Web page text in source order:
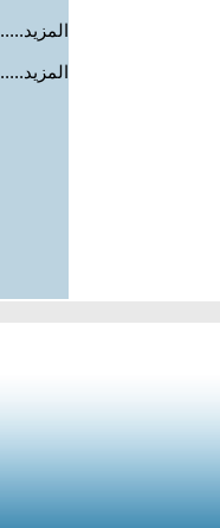
المزيد.....
المزيد.....